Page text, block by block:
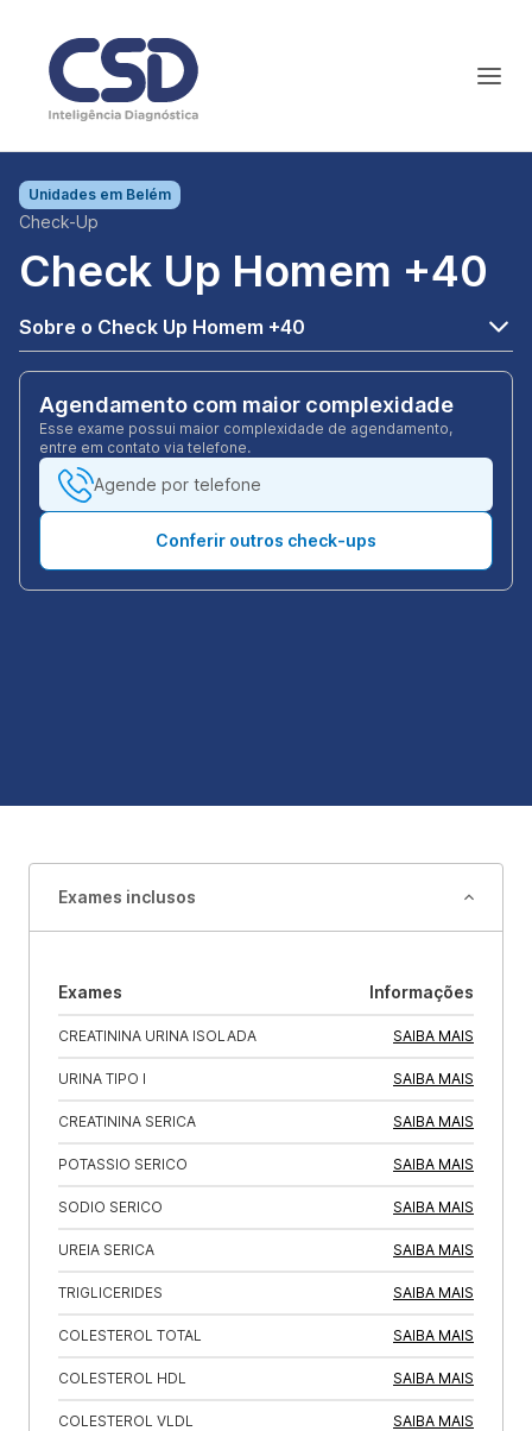
Unidades em Belém
Check-Up
Check Up Homem +40
Sobre o Check Up Homem +40
Agendamento com maior complexidade
Esse exame possui maior complexidade de agendamento,
entre em contato via telefone.
Agende por telefone
Conferir outros check-ups
Exames inclusos
Exames Informações
CREATININA URINA ISOLADA SAIBA MAIS
URINA TIPO I SAIBA MAIS
CREATININA SERICA SAIBA MAIS
POTASSIO SERICO SAIBA MAIS
SODIO SERICO SAIBA MAIS
UREIA SERICA SAIBA MAIS
TRIGLICERIDES SAIBA MAIS
COLESTEROL TOTAL SAIBA MAIS
COLESTEROL HDL SAIBA MAIS
COLESTEROL VLDL SAIBA MAIS